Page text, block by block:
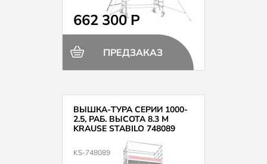
662 300 Р
ПРЕДЗАКАЗ
ВЫШКА-ТУРА СЕРИИ 1000-
2.5, РАБ. ВЫСОТА 8.3 М
KRAUSE STABILO 748089
KS-748089